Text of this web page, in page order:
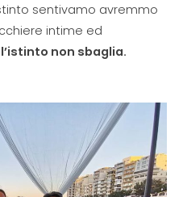
sentivamo avremmo
intime ed
l’istinto non sbaglia.